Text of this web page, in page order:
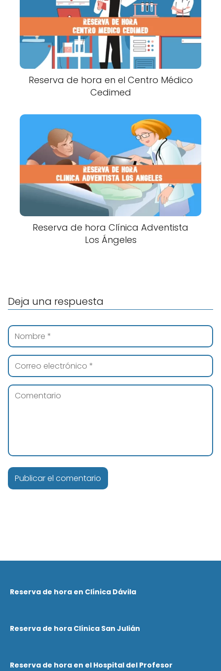
Reserva de hora en el Centro Médico
Cedimed
Reserva de hora Clínica Adventista
Los Ángeles
Deja una respuesta
Reserva de hora en Clínica Dávila
Reserva de hora Clínica San Julián
Reserva de hora en el Hospital del Profesor